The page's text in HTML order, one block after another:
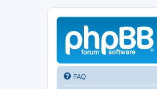
FAQ